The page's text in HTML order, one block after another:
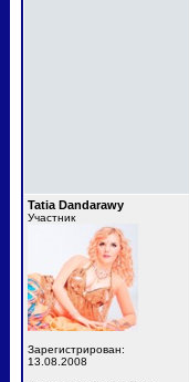
Tatia Dandarawy
Участник
Зарегистрирован:
13.08.2008